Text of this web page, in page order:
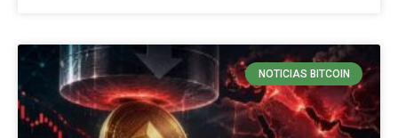
NOTICIAS BITCOIN